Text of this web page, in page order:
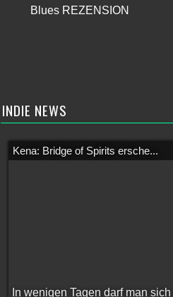
Blues REZENSION
INDIE NEWS
Kena: Bridge of Spirits ersche...
In wenigen Tagen darf man sich